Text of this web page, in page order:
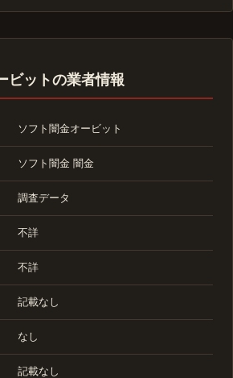
ビットの業者情報
ソフト闇金オービット
ソフト闇金 闇金
調査データ
不詳
不詳
記載なし
なし
記載なし